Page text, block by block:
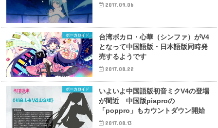
2017.09.06
ボーカロイド
台湾ボカロ・心華（シンファ）がV4
となって中国語版・日本語版同時発
売するようです
2017.08.22
ボーカロイド
いよいよ中国語版初音ミクV4の登場
が間近 中国版piaproの
「poppro」もカウントダウン開始
2017.08.13